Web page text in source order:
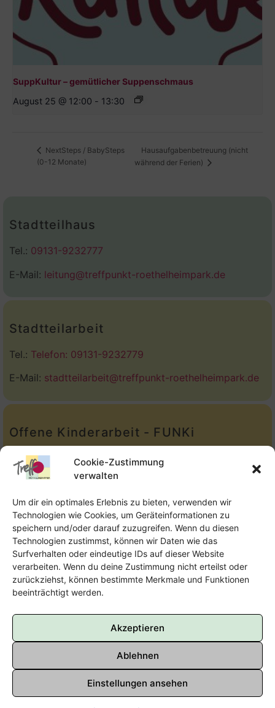
Cookie-Zustimmung
verwalten
Um dir ein optimales Erlebnis zu bieten, verwenden wir
Technologien wie Cookies, um Geräteinformationen zu
speichern und/oder darauf zuzugreifen. Wenn du diesen
Technologien zustimmst, können wir Daten wie das
Surfverhalten oder eindeutige IDs auf dieser Website
verarbeiten. Wenn du deine Zustimmung nicht erteilst oder
zurückziehst, können bestimmte Merkmale und Funktionen
beeinträchtigt werden.
Akzeptieren
Ablehnen
Einstellungen ansehen
SuppKultur – gemütlicher Suppenschmaus
August 25 @ 12:00 - 13:30
NextSteps / BabySteps
(0-12 Monate)
Hausaufgabenbetreuung (nicht
während der Ferien)
Stadtteilhaus
Tel.: 09131-9232777
E-Mail: leitung@treffpunkt-roethelheimpark.de
Stadtteilarbeit
Tel.: Telefon: 09131-9232779
E-Mail: stadtteilarbeit@treffpunkt-roethelheimpark.de
Offene Kinderarbeit - FUNKi
Tel.:Telefon: 09131-610749
E-Mail:oka@treffpunkt-roethelheimpark.de
Offene Jugendarbeit - Easthouse
Tel:
09131–302259
E-Mail:oja@treffpunkt-roethelheimpark.de